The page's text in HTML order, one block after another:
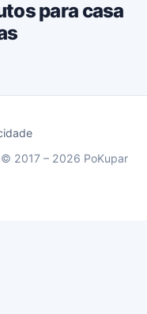
para casa
2017 – 2026 PoKupar